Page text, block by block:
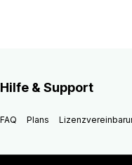
Hilfe & Support
FAQ Plans